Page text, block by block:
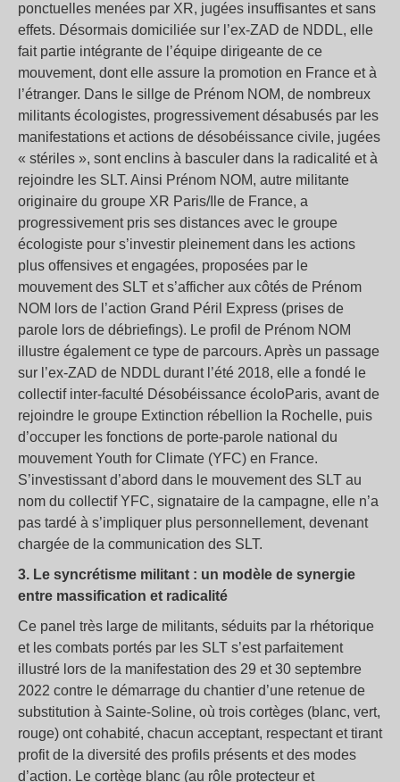
ponctuelles menées par XR, jugées insuffisantes et sans
effets. Désormais domiciliée sur l’ex-ZAD de NDDL, elle
fait partie intégrante de l’équipe dirigeante de ce
mouvement, dont elle assure la promotion en France et à
l’étranger. Dans le sillge de Prénom NOM, de nombreux
militants écologistes, progressivement désabusés par les
manifestations et actions de désobéissance civile, jugées
« stériles », sont enclins à basculer dans la radicalité et à
rejoindre les SLT. Ainsi Prénom NOM, autre militante
originaire du groupe XR Paris/Ile de France, a
progressivement pris ses distances avec le groupe
écologiste pour s’investir pleinement dans les actions
plus offensives et engagées, proposées par le
mouvement des SLT et s’afficher aux côtés de Prénom
NOM lors de l’action Grand Péril Express (prises de
parole lors de débriefings). Le profil de Prénom NOM
illustre également ce type de parcours. Après un passage
sur l’ex-ZAD de NDDL durant l’été 2018, elle a fondé le
collectif inter-faculté Désobéissance écoloParis, avant de
rejoindre le groupe Extinction rébellion la Rochelle, puis
d’occuper les fonctions de porte-parole national du
mouvement Youth for Climate (YFC) en France.
S’investissant d’abord dans le mouvement des SLT au
nom du collectif YFC, signataire de la campagne, elle n’a
pas tardé à s’impliquer plus personnellement, devenant
chargée de la communication des SLT.
3. Le syncrétisme militant : un modèle de synergie
entre massification et radicalité
Ce panel très large de militants, séduits par la rhétorique
et les combats portés par les SLT s’est parfaitement
illustré lors de la manifestation des 29 et 30 septembre
2022 contre le démarrage du chantier d’une retenue de
substitution à Sainte-Soline, où trois cortèges (blanc, vert,
rouge) ont cohabité, chacun acceptant, respectant et tirant
profit de la diversité des profils présents et des modes
d’action. Le cortège blanc (au rôle protecteur et